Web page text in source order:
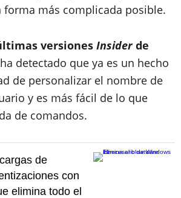
forma más complicada posible.
versiones Insiderde
detectado que ya es un hecho
de personalizar el nombre de
y es más fácil de lo que
de comandos.
de
con
elimina todo el